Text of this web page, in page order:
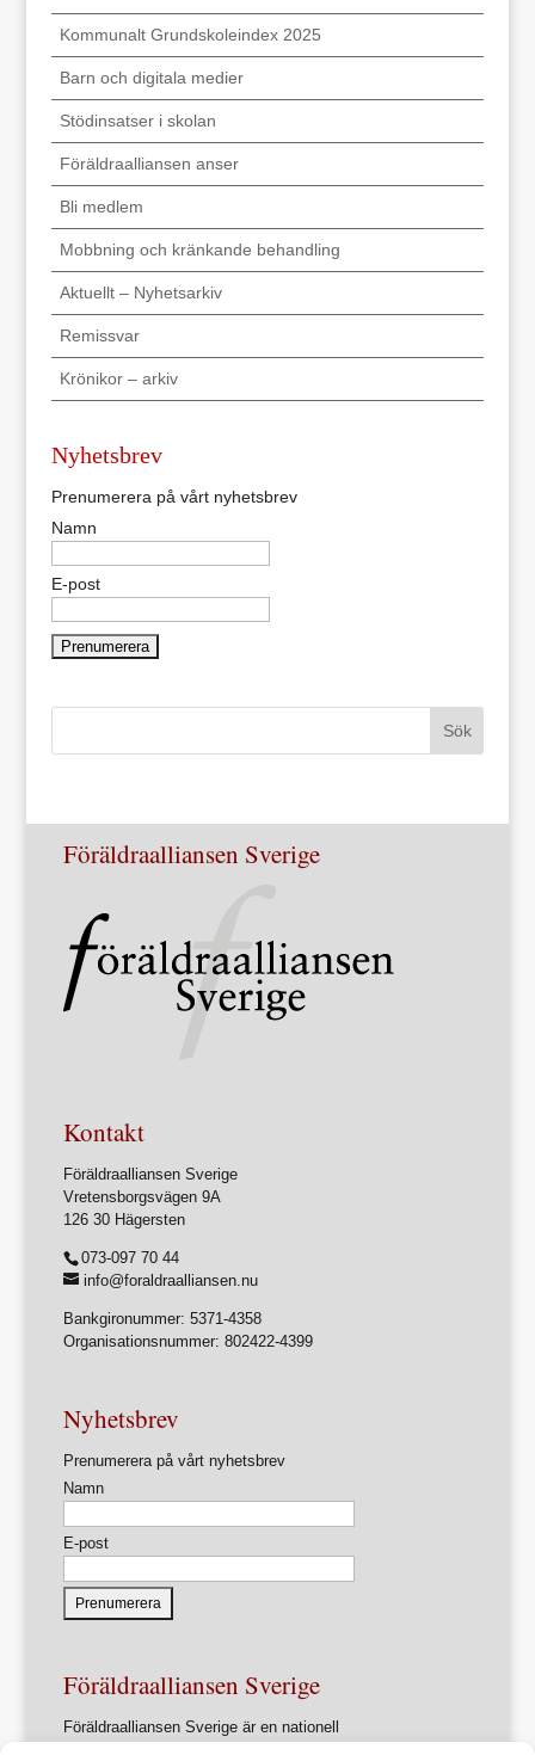
Kommunalt Grundskoleindex 2025
Barn och digitala medier
Stödinsatser i skolan
Föräldraalliansen anser
Bli medlem
Mobbning och kränkande behandling
Aktuellt – Nyhetsarkiv
Remissvar
Krönikor – arkiv
Nyhetsbrev
Prenumerera på vårt nyhetsbrev
Namn
E-post
Föräldraalliansen Sverige
Kontakt
Föräldraalliansen Sverige
Vretensborgsvägen 9A
126 30 Hägersten
073-097 70 44
info@foraldraalliansen.nu
Bankgironummer: 5371-4358
Organisationsnummer: 802422-4399
Nyhetsbrev
Prenumerera på vårt nyhetsbrev
Namn
E-post
Föräldraalliansen Sverige
Föräldraalliansen Sverige är en nationell